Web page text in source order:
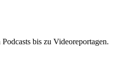
bis zu Videoreportagen.